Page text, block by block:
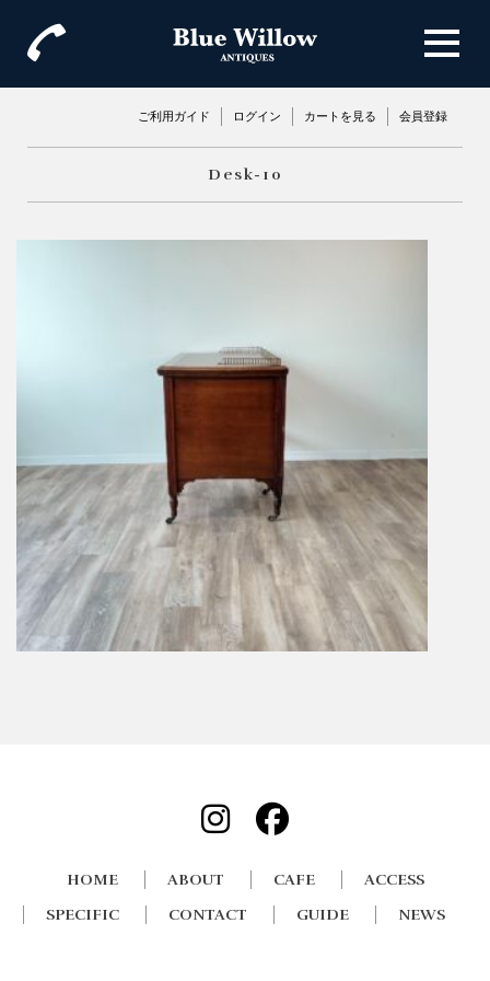
ご利用ガイド ログイン カートを見る 会員登録
Desk-10
HOME ABOUT CAFE
ACCESS
SPECIFIC
CONTACT GUIDE NEWS